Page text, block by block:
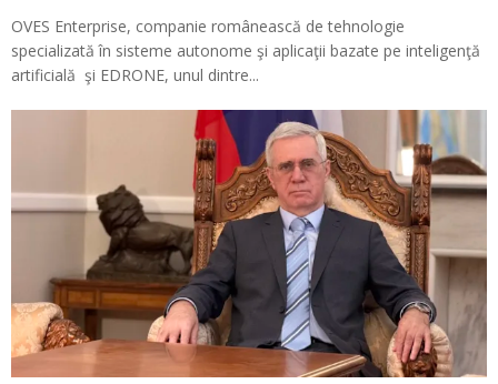
OVES Enterprise, companie românească de tehnologie
specializată în sisteme autonome şi aplicaţii bazate pe inteligenţă
artificială şi EDRONE, unul dintre...